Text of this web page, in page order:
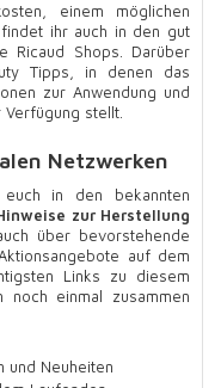
einem möglichen
ihr auch in den gut
Ricaud Shops. Darüber
Tipps, in denen das
zur Anwendung und
stellt.
Netzwerken
in den bekannten
zur Herstellung
über bevorstehende
auf dem
Links zu diesem
einmal zusammen
und Neuheiten